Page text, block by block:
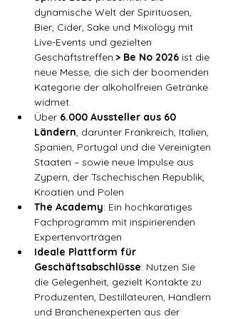
dynamische Welt der Spirituosen,
Bier, Cider, Sake und Mixology mit
Live-Events und gezielten
Geschäftstreffen.> Be No 2026 ist die
neue Messe, die sich der boomenden
Kategorie der alkoholfreien Getränke
widmet.
Über 6.000 Aussteller aus 60
Ländern, darunter Frankreich, Italien,
Spanien, Portugal und die Vereinigten
Staaten – sowie neue Impulse aus
Zypern, der Tschechischen Republik,
Kroatien und Polen
The Academy: Ein hochkarätiges
Fachprogramm mit inspirierenden
Expertenvorträgen
Ideale Plattform für
Geschäftsabschlüsse: Nutzen Sie
die Gelegenheit, gezielt Kontakte zu
Produzenten, Destillateuren, Händlern
und Branchenexperten aus der